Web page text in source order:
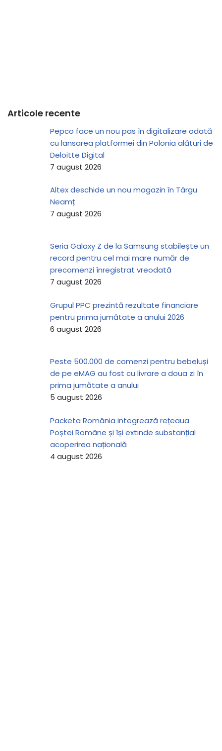
Articole recente
Pepco face un nou pas în digitalizare odată
cu lansarea platformei din Polonia alături de
Deloitte Digital
7 august 2026
Altex deschide un nou magazin în Târgu
Neamț
7 august 2026
Seria Galaxy Z de la Samsung stabilește un
record pentru cel mai mare număr de
precomenzi înregistrat vreodată
7 august 2026
Grupul PPC prezintă rezultate financiare
pentru prima jumătate a anului 2026
6 august 2026
Peste 500.000 de comenzi pentru bebeluși
de pe eMAG au fost cu livrare a doua zi în
prima jumătate a anului
5 august 2026
Packeta România integrează rețeaua
Poștei Române și își extinde substanțial
acoperirea națională
4 august 2026